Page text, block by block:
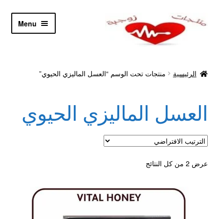
Skip
Skip
Menu
أدوية تكبير و تضخيم العضو
اتصل بنا
اتمام الطلب
ادوية تخسيس
اكسسوارات مثيره
الرئيسية منتجات تحت الوسم “العسل الماليزي الحيوي”
العسل الماليزي الحيوي
عرض ⁦2⁩ من كل النتائج